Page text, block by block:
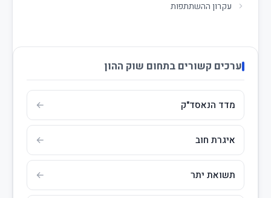
עקרון ההשתתפות
ערכים קשורים בתחום שוק ההון
מדד הנאסד"ק
איגרת חוב
תשואת יתר